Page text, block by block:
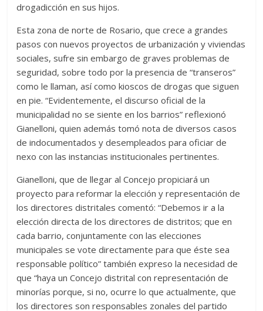
drogadicción en sus hijos.
Esta zona de norte de Rosario, que crece a grandes
pasos con nuevos proyectos de urbanización y viviendas
sociales, sufre sin embargo de graves problemas de
seguridad, sobre todo por la presencia de “transeros”
como le llaman, así como kioscos de drogas que siguen
en pie. “Evidentemente, el discurso oficial de la
municipalidad no se siente en los barrios” reflexionó
Gianelloni, quien además tomó nota de diversos casos
de indocumentados y desempleados para oficiar de
nexo con las instancias institucionales pertinentes.
Gianelloni, que de llegar al Concejo propiciará un
proyecto para reformar la elección y representación de
los directores distritales comentó: “Debemos ir a la
elección directa de los directores de distritos; que en
cada barrio, conjuntamente con las elecciones
municipales se vote directamente para que éste sea
responsable político” también expreso la necesidad de
que “haya un Concejo distrital con representación de
minorías porque, si no, ocurre lo que actualmente, que
los directores son responsables zonales del partido